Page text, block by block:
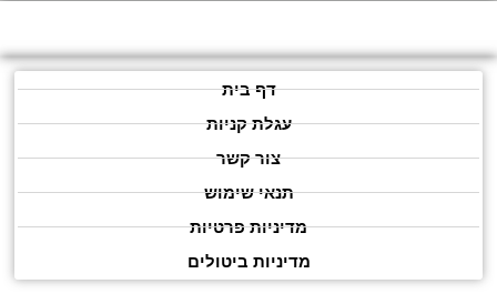
דף בית
עגלת קניות
צור קשר
תנאי שימוש
מדיניות פרטיות
מדיניות ביטולים